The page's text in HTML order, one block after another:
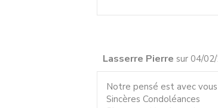
Lasserre Pierre sur 04/
Notre pensé est avec
Sincères Condoléances